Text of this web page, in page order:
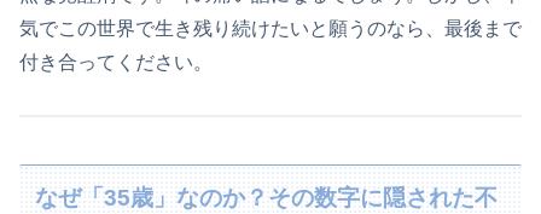
気でこの世界で生き残り続けたいと願うのなら、最後まで
付き合ってください。
なぜ「35歳」なのか？その数字に隠された不